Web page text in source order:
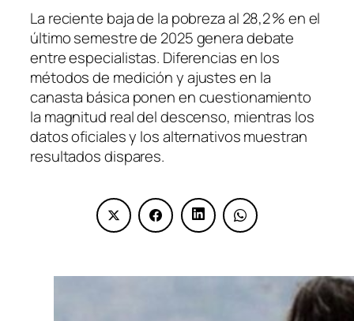
La reciente baja de la pobreza al 28,2 % en el
último semestre de 2025 genera debate
entre especialistas. Diferencias en los
métodos de medición y ajustes en la
canasta básica ponen en cuestionamiento
la magnitud real del descenso, mientras los
datos oficiales y los alternativos muestran
resultados dispares.